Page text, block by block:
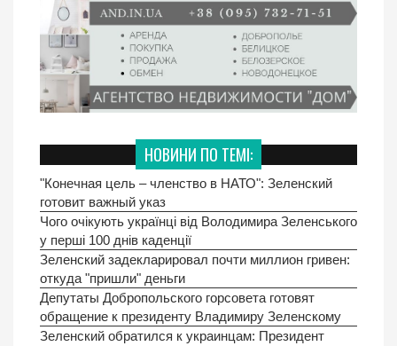
НОВИНИ ПО ТЕМІ:
"Конечная цель – членство в НАТО": Зеленский
готовит важный указ
Чого очікують українці від Володимира Зеленського
у перші 100 днів каденції
Зеленский задекларировал почти миллион гривен:
откуда "пришли" деньги
Депутаты Добропольского горсовета готовят
обращение к президенту Владимиру Зеленскому
Зеленский обратился к украинцам: Президент